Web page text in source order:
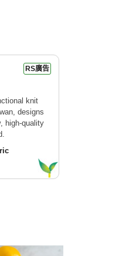
RS廣告
knit
designs
high-quality